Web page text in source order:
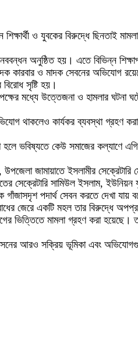
ও যুবকের বিরুদ্ধে ছিনতাই
অনুষ্ঠিত হয়। এতে বিভিন্ন
কারবার ও মাদক সেবনের অভিযোগ
সৃষ্টি হয়।
মধ্যে উত্তেজনা ও হামলার
থাকলেও কার্যকর ব্যবস্থা গ্রহণ
ভবিষ্যতে কেউ সমাজের কল্যাণে
জামায়াতে ইসলামীর
সেক্রেটারি সামিউল ইসলাম, ইউনিয়ন
পদার্থ সেবন করতে দেখা যায়
জেরে একটি মহল তার বিরুদ্ধে
ভিত্তিতে মামলা গ্রহণ করা
আরও সক্রিয় ভূমিকা এবং